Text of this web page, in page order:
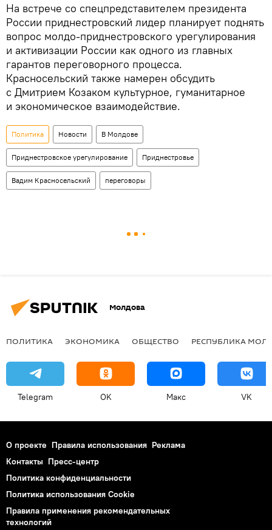
На встрече со спецпредставителем президента
России приднестровский лидер планирует поднять
вопрос молдо-приднестровского урегулирования
и активизации России как одного из главных
гарантов переговорного процесса.
Красносельский также намерен обсудить
с Дмитрием Козаком культурное, гуманитарное
и экономическое взаимодействие.
Политика Новости В Молдове
Приднестровское урегулирование Приднестровье
Вадим Красносельский переговоры
Молдова
ПОЛИТИКА ЭКОНОМИКА ОБЩЕСТВО РЕСПУБЛИКА
Telegram OK Макс VK
О проекте Правила использования Реклама
Контакты Пресс-центр
Политика конфиденциальности
Политика использования Cookie
Правила применения рекомендательных
технологий